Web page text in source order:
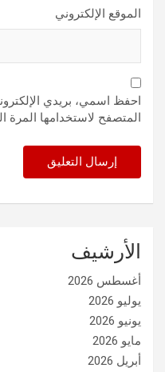
الموقع الإلكتروني
احفظ اسمي، بريدي
المتصفح لاستخدامها المرة
الأرشيف
أغسطس 2026
يوليو 2026
يونيو 2026
مايو 2026
أبريل 2026